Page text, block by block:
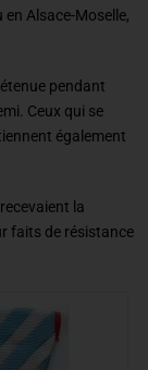
Alsace-Moselle,
pendant
Ceux qui se
également
la
faits de résistance